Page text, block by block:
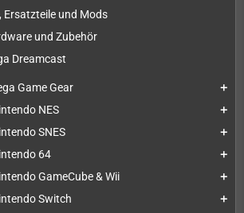
Ersatzteile und Mods
und Zubehör
Dreamcast
Game Gear add
NES add
SNES add
64 add
GameCube & Wii add
Switch add